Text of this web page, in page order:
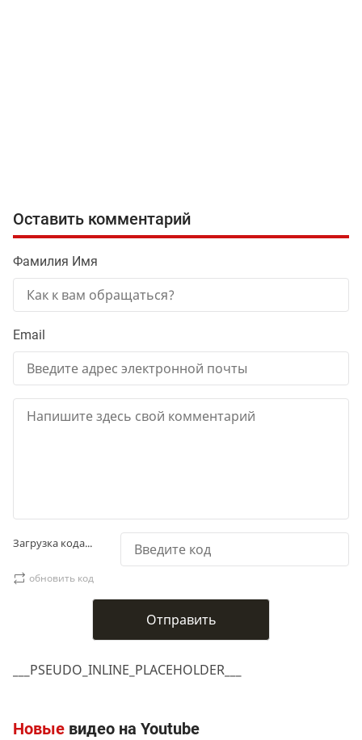
___PSEUDO_INLINE_PLACEHOLDER___
Оставить комментарий
Фамилия Имя
Email
Загрузка кода...
обновить код
Новые видео на Youtube